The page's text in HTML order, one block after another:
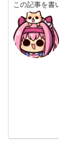
この記事を書